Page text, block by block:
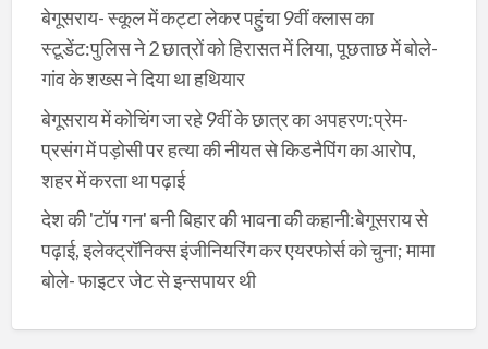
बेगूसराय- स्कूल में कट्टा लेकर पहुंचा 9वीं क्लास का
स्टूडेंट:पुलिस ने 2 छात्रों को हिरासत में लिया, पूछताछ में बोले-
गांव के शख्स ने दिया था हथियार
बेगूसराय में कोचिंग जा रहे 9वीं के छात्र का अपहरण:प्रेम-
प्रसंग में पड़ोसी पर हत्या की नीयत से किडनैपिंग का आरोप,
शहर में करता था पढ़ाई
देश की 'टॉप गन' बनी बिहार की भावना की कहानी:बेगूसराय से
पढ़ाई, इलेक्ट्रॉनिक्स इंजीनियरिंग कर एयरफोर्स को चुना; मामा
बोले- फाइटर जेट से इन्सपायर थी